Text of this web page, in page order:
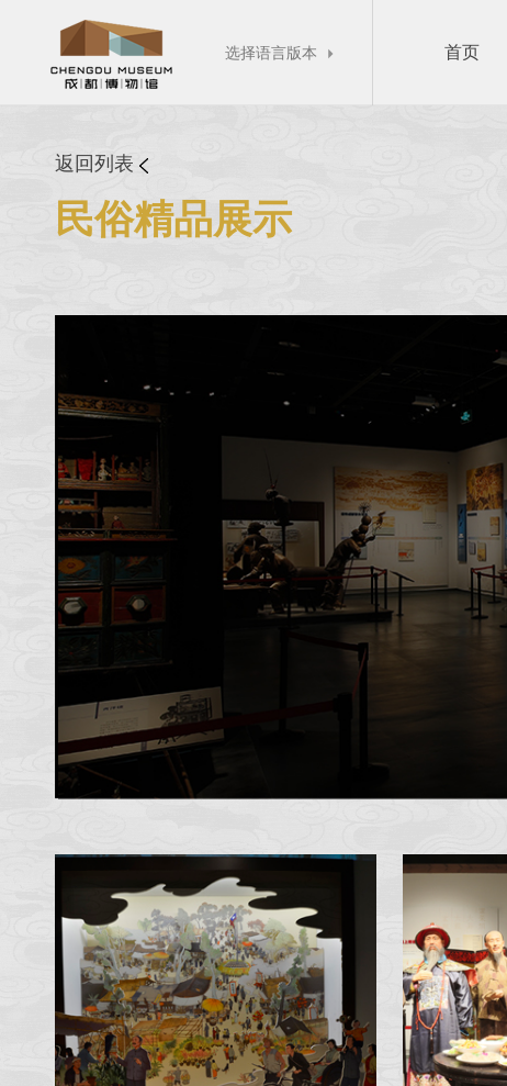
选择语言版本  首页
返回列表
民俗精品展示